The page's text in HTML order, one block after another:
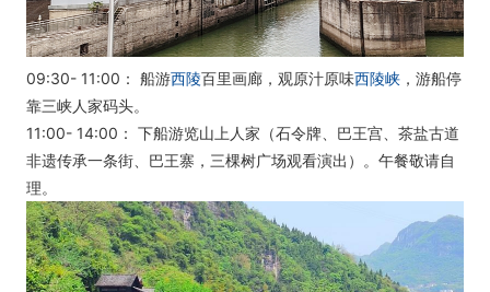
09:30- 11:00： 船游西陵百里画廊，观原汁原味西陵峡 ，游船停
靠三峡人家码头。
11:00- 14:00： 下船游览山上人家（石令牌、巴王宫、茶盐古道
非遗传承一条街、巴王寨，三棵树广场观看演出）。午餐敬请自
理。